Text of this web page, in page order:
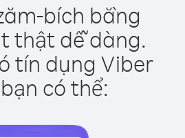
bích bằng
thật dễ dàng.
tín dụng Viber
có thể: